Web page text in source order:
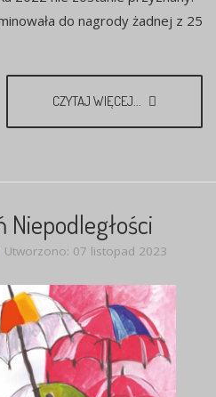
do nagrody żadnej z 25
CZYTAJ WIĘCEJ...
Utworzono: 07 listopad 2023